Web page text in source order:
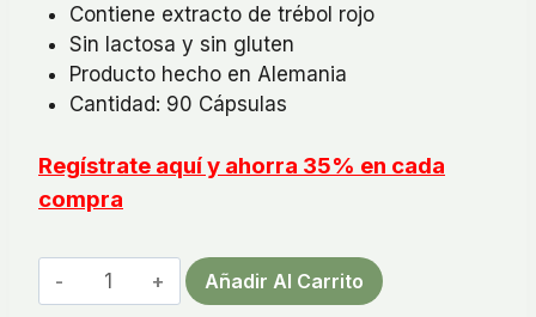
Contiene extracto de trébol rojo
Sin lactosa y sin gluten
Producto hecho en Alemania
Cantidad: 90 Cápsulas
Regístrate aquí y ahorra 35% en cada
compra
Woman
Phyto
Añadir Al Carrito